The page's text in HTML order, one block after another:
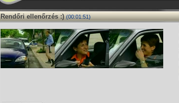
Rendőri ellenőrzés :) (00:01:51)